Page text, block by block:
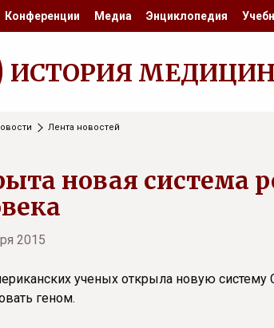
Конференции Медиа Энциклопедия
ИСТОРИЯ
Лента новостей
новая система
2015
ученых открыла новую систему
геном.